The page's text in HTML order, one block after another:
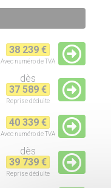
38 239 €
Avec numéro de TVA
dès
37 589 €
Reprisedéduite
40 339 €
Avec numéro de TVA
dès
39 739 €
Reprisedéduite